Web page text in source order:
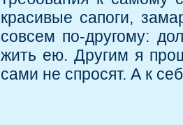
красивые сапоги,
совсем по-другому:
жить ею. Другим я
сами не спросят. А к